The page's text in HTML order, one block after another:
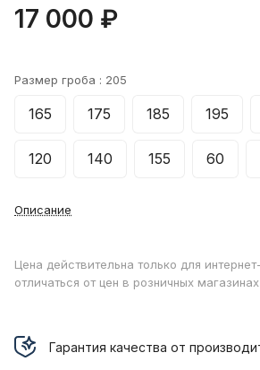
17 000 ₽
Размер гроба : 205
165 175 185 195
120 140 155 60
Описание
Цена действительна только для
отличаться от цен в розничных магазинах
Гарантия качества от